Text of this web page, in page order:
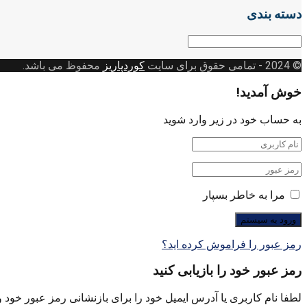
دسته بندی
© 2024
- تمامی حقوق برای سایت کوردپاریز محفوظ می باشد.
خوش آمدید!
به حساب خود در زیر وارد شوید
مرا به خاطر بسپار
رمز عبور را فراموش کرده اید؟
رمز عبور خود را بازیابی کنید
لطفا نام کاربری یا آدرس ایمیل خود را برای بازنشانی رمز عبور خود